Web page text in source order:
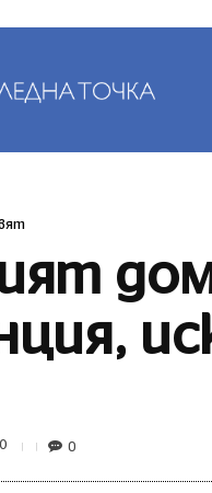
0